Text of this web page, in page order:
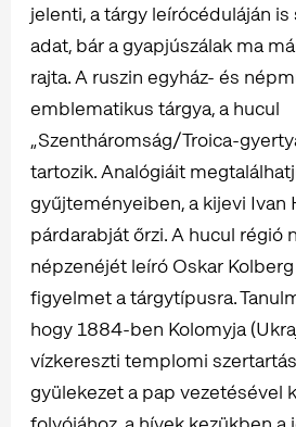
jelenti, a tárgy leírócéduláján
adat, bár a gyapjúszálak ma
rajta. A ruszin egyház- és
emblematikus tárgya, a hucul
„Szentháromság/Troica-
tartozik. Analógiáit
gyűjteményeiben, a kijevi Ivan
párdarabját őrzi. A hucul régió
népzenéjét leíró Oskar
figyelmet a tárgytípusra.
hogy 1884-ben Kolomyja
vízkereszti templomi
gyülekezet a pap vezetésével